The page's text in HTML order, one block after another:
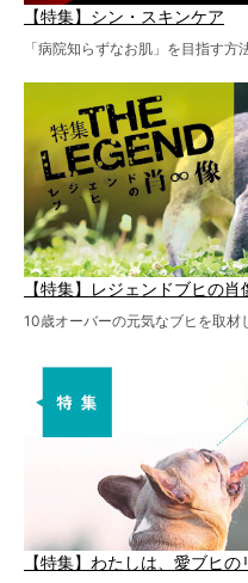
【特集】シン・スキンケア
「病院知らずなお肌」を目指す方
【特集】レジェンドブヒの
10歳オーバーの元気なブヒを取材
【特集】わたしは、愛ブヒの